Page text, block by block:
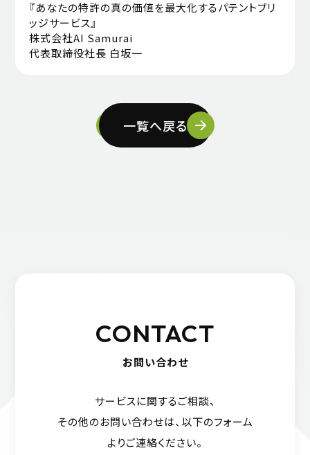
『あなたの特許の真の価値を最大化するパテントブリ
ッジサービス』
株式会社AI Samurai
代表取締役社長 白坂一
一覧へ戻る
CONTACT
お問い合わせ
サービスに関するご相談、
その他のお問い合わせは、 以下のフォーム
よりご連絡ください。